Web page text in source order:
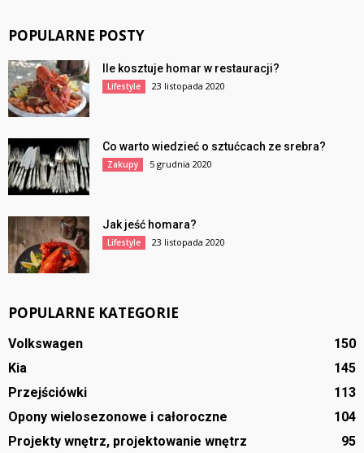
POPULARNE POSTY
Ile kosztuje homar w restauracji?
Lifestyle 23 listopada 2020
Co warto wiedzieć o sztućcach ze srebra?
Zakupy 5 grudnia 2020
Jak jeść homara?
Lifestyle 23 listopada 2020
POPULARNE KATEGORIE
Volkswagen
150
Kia
145
Przejściówki
113
Opony wielosezonowe i całoroczne
104
Projekty wnętrz, projektowanie wnętrz
95